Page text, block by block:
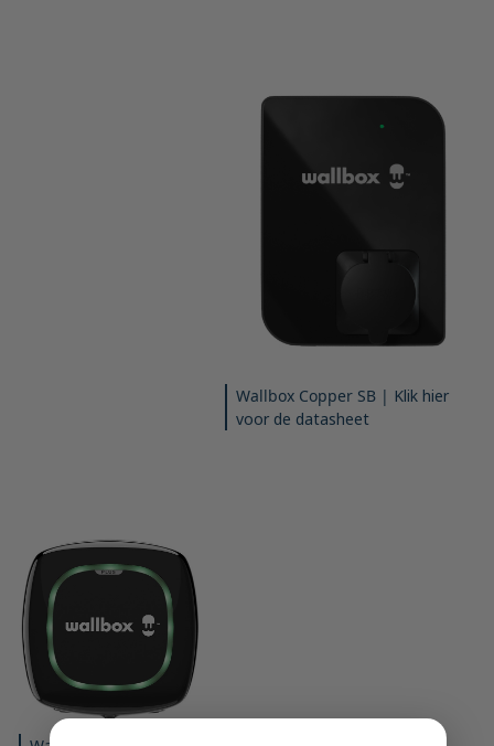
Wallbox Copper SB | Klik hier
voor de datasheet